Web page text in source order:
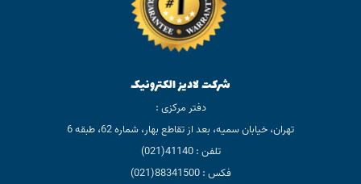
شرکت لادیز الکترونیک
دفتر مرکزی :
تهران، خیابان سمیه، بعد از تقاطع بهار، شماره 62، طبقه 6
تلفن : 41140(021)
فکس : 88341500(021)